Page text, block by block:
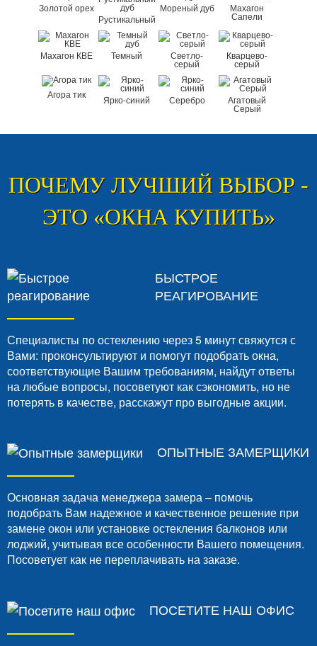
Золотой орех
Рустикальный
Мореный дуб Махагон
Сапели
Махагон КВЕ Темный Светло-
серый
Кварцево-
серый
Агора тик Ярко-синий Серебро Агатовый
Серый
ПОЧЕМУ ЛУЧШИЙ ВЫБОР -
ЭТО «ОКНА КУПИТЬ»
БЫСТРОЕ
РЕАГИРОВАНИЕ
Специалисты по остеклению через 5 минут свяжутся с
Вами: проконсультируют и помогут подобрать окна,
соответствующие Вашим требованиям, найдут ответы
на любые вопросы, посоветуют как сэкономить, но не
потерять в качестве, расскажут про выгодные акции.
ОПЫТНЫЕ ЗАМЕРЩИКИ
Основная задача менеджера замера – помочь
подобрать Вам надежное и качественное решение при
замене окон или установке остекления балконов или
лоджий, учитывая все особенности Вашего помещения.
Посоветует как не переплачивать на заказе.
ПОСЕТИТЕ НАШ ОФИС